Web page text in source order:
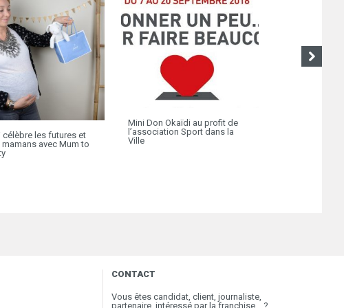
célèbre les futures et
mamans avec Mum to
Mini Don Okaïdi au profit de
l’association Sport dans la
Ville
CONTACT
Vous êtes candidat, client, journaliste,
partenaire, intéressé par la franchise… ?